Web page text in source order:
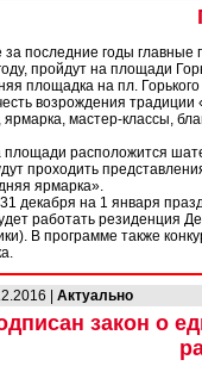
за последние годы
пройдут на площади
площадка на пл.
возрождения
ярмарка, мастер-классы,
площади расположится
проходить
ярмарка».
31 декабря на 1 января
работать резиденция
В программе также
| Актуально
закон о